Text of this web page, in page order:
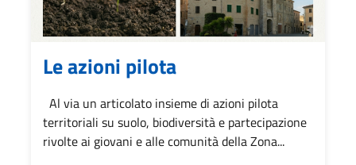
Le azioni pilota
Al via un articolato insieme di azioni pilota
territoriali su suolo, biodiversità e partecipazione
rivolte ai giovani e alle comunità della Zona...